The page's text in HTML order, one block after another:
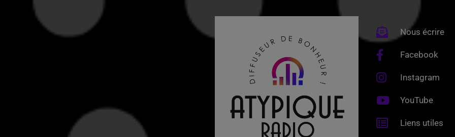
Nous écrire
Facebook
Instagram
YouTube
Liens utiles